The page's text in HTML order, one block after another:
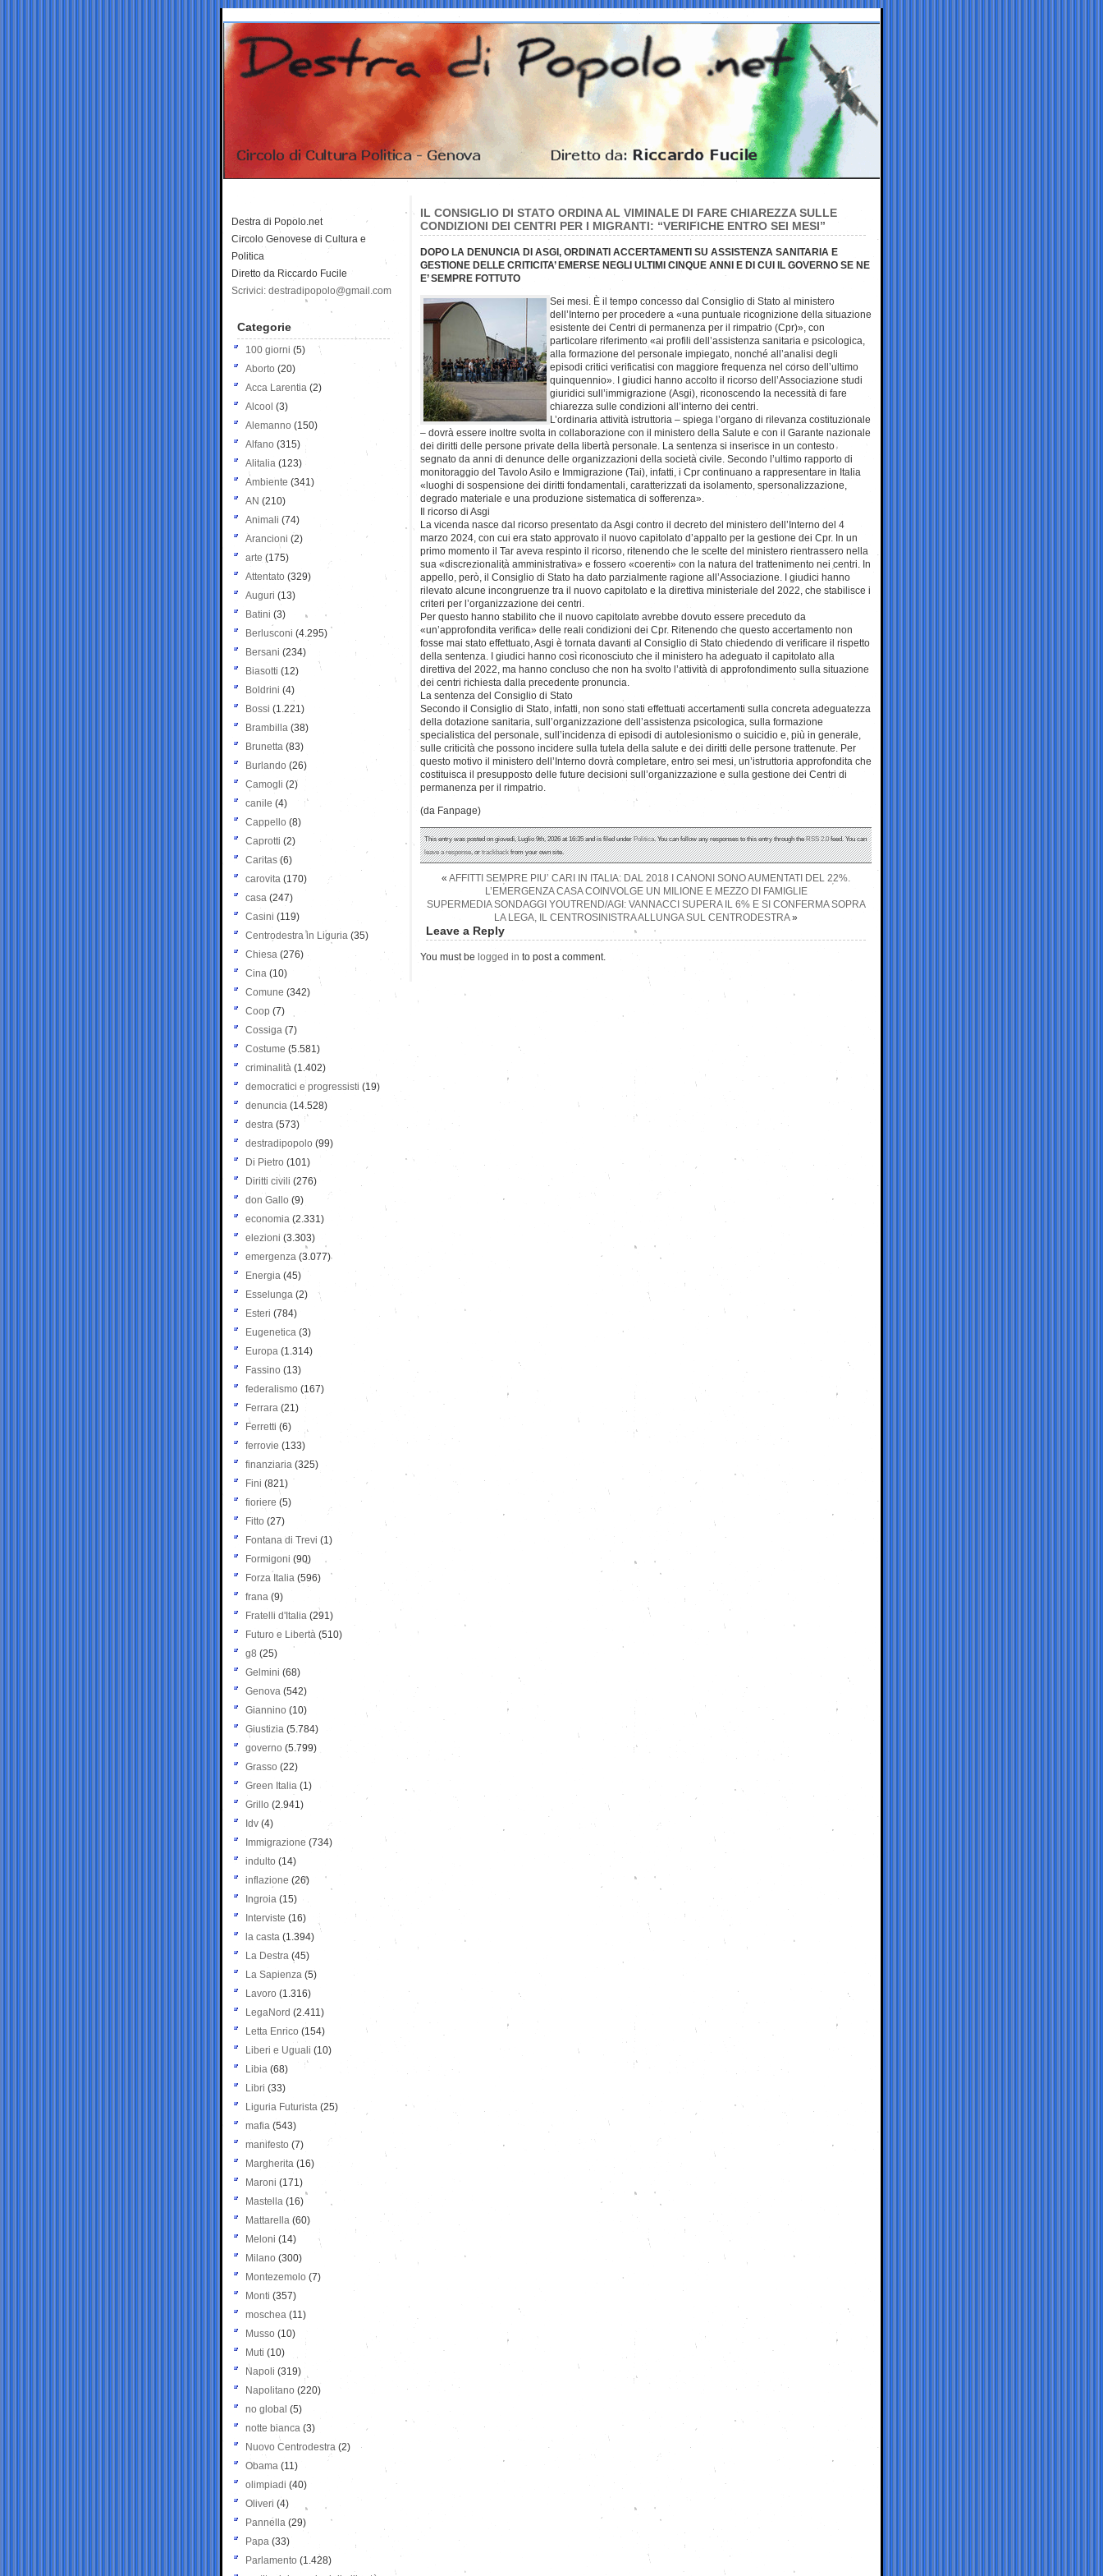
IL CONSIGLIO DI STATO ORDINA AL VIMINALE DI FARE CHIAREZZA SULLE
CONDIZIONI DEI CENTRI PER I MIGRANTI: “VERIFICHE ENTRO SEI MESI”
DOPO LA DENUNCIA DI ASGI, ORDINATI ACCERTAMENTI SU ASSISTENZA SANITARIA E
GESTIONE DELLE CRITICITA’ EMERSE NEGLI ULTIMI CINQUE ANNI E DI CUI IL GOVERNO SE NE
E’ SEMPRE FOTTUTO
Sei mesi. È il tempo concesso dal Consiglio di Stato al ministero
dell’Interno per procedere a «una puntuale ricognizione della situazione
esistente dei Centri di permanenza per il rimpatrio (Cpr)», con
particolare riferimento «ai profili dell’assistenza sanitaria e psicologica,
alla formazione del personale impiegato, nonché all’analisi degli
episodi critici verificatisi con maggiore frequenza nel corso dell’ultimo
quinquennio». I giudici hanno accolto il ricorso dell’Associazione studi
giuridici sull’immigrazione (Asgi), riconoscendo la necessità di fare
chiarezza sulle condizioni all’interno dei centri.
L’ordinaria attività istruttoria – spiega l’organo di rilevanza costituzionale
– dovrà essere inoltre svolta in collaborazione con il ministero della Salute e con il Garante nazionale
dei diritti delle persone private della libertà personale. La sentenza si inserisce in un contesto
segnato da anni di denunce delle organizzazioni della società civile. Secondo l’ultimo rapporto di
monitoraggio del Tavolo Asilo e Immigrazione (Tai), infatti, i Cpr continuano a rappresentare in Italia
«luoghi di sospensione dei diritti fondamentali, caratterizzati da isolamento, spersonalizzazione,
degrado materiale e una produzione sistematica di sofferenza».
Il ricorso di Asgi
La vicenda nasce dal ricorso presentato da Asgi contro il decreto del ministero dell’Interno del 4
marzo 2024, con cui era stato approvato il nuovo capitolato d’appalto per la gestione dei Cpr. In un
primo momento il Tar aveva respinto il ricorso, ritenendo che le scelte del ministero rientrassero nella
sua «discrezionalità amministrativa» e fossero «coerenti» con la natura del trattenimento nei centri. In
appello, però, il Consiglio di Stato ha dato parzialmente ragione all’Associazione. I giudici hanno
rilevato alcune incongruenze tra il nuovo capitolato e la direttiva ministeriale del 2022, che stabilisce i
criteri per l’organizzazione dei centri.
Per questo hanno stabilito che il nuovo capitolato avrebbe dovuto essere preceduto da
«un’approfondita verifica» delle reali condizioni dei Cpr. Ritenendo che questo accertamento non
fosse mai stato effettuato, Asgi è tornata davanti al Consiglio di Stato chiedendo di verificare il rispetto
della sentenza. I giudici hanno così riconosciuto che il ministero ha adeguato il capitolato alla
direttiva del 2022, ma hanno concluso che non ha svolto l’attività di approfondimento sulla situazione
dei centri richiesta dalla precedente pronuncia.
La sentenza del Consiglio di Stato
Secondo il Consiglio di Stato, infatti, non sono stati effettuati accertamenti sulla concreta adeguatezza
della dotazione sanitaria, sull’organizzazione dell’assistenza psicologica, sulla formazione
specialistica del personale, sull’incidenza di episodi di autolesionismo o suicidio e, più in generale,
sulle criticità che possono incidere sulla tutela della salute e dei diritti delle persone trattenute. Per
questo motivo il ministero dell’Interno dovrà completare, entro sei mesi, un’istruttoria approfondita che
costituisca il presupposto delle future decisioni sull’organizzazione e sulla gestione dei Centri di
permanenza per il rimpatrio.
(da Fanpage)
This entry was posted on giovedì, Luglio 9th, 2026 at 16:35 and is filed underPolitica. You can follow any responses to this entry through theRSS 2.0feed. You can
leave a response, ortrackbackfrom your own site.
« AFFITTI SEMPRE PIU’ CARI IN ITALIA: DAL 2018 I CANONI SONO AUMENTATI DEL 22%.
L’EMERGENZA CASA COINVOLGE UN MILIONE E MEZZO DI FAMIGLIE
SUPERMEDIA SONDAGGI YOUTREND/AGI: VANNACCI SUPERA IL 6% E SI CONFERMA SOPRA
LA LEGA, IL CENTROSINISTRA ALLUNGA SUL CENTRODESTRA»
Leave a Reply
You must be logged in to post a comment.
Destra di Popolo.net
Circolo Genovese di Cultura e
Politica
Diretto da Riccardo Fucile
Scrivici: destradipopolo@gmail.com
Categorie
100 giorni (5)
Aborto (20)
Acca Larentia (2)
Alcool (3)
Alemanno (150)
Alfano (315)
Alitalia (123)
Ambiente (341)
AN (210)
Animali (74)
Arancioni (2)
arte (175)
Attentato (329)
Auguri (13)
Batini (3)
Berlusconi (4.295)
Bersani (234)
Biasotti (12)
Boldrini (4)
Bossi (1.221)
Brambilla (38)
Brunetta (83)
Burlando (26)
Camogli (2)
canile (4)
Cappello (8)
Caprotti (2)
Caritas (6)
carovita (170)
casa (247)
Casini (119)
Centrodestra in Liguria (35)
Chiesa (276)
Cina (10)
Comune (342)
Coop (7)
Cossiga (7)
Costume (5.581)
criminalità (1.402)
democratici e progressisti (19)
denuncia (14.528)
destra (573)
destradipopolo (99)
Di Pietro (101)
Diritti civili (276)
don Gallo (9)
economia (2.331)
elezioni (3.303)
emergenza (3.077)
Energia (45)
Esselunga (2)
Esteri (784)
Eugenetica (3)
Europa (1.314)
Fassino (13)
federalismo (167)
Ferrara (21)
Ferretti (6)
ferrovie (133)
finanziaria (325)
Fini (821)
fioriere (5)
Fitto (27)
Fontana di Trevi (1)
Formigoni (90)
Forza Italia (596)
frana (9)
Fratelli d'Italia (291)
Futuro e Libertà (510)
g8 (25)
Gelmini (68)
Genova (542)
Giannino (10)
Giustizia (5.784)
governo (5.799)
Grasso (22)
Green Italia (1)
Grillo (2.941)
Idv (4)
Immigrazione (734)
indulto (14)
inflazione (26)
Ingroia (15)
Interviste (16)
la casta (1.394)
La Destra (45)
La Sapienza (5)
Lavoro (1.316)
LegaNord (2.411)
Letta Enrico (154)
Liberi e Uguali (10)
Libia (68)
Libri (33)
Liguria Futurista (25)
mafia (543)
manifesto (7)
Margherita (16)
Maroni (171)
Mastella (16)
Mattarella (60)
Meloni (14)
Milano (300)
Montezemolo (7)
Monti (357)
moschea (11)
Musso (10)
Muti (10)
Napoli (319)
Napolitano (220)
no global (5)
notte bianca (3)
Nuovo Centrodestra (2)
Obama (11)
olimpiadi (40)
Oliveri (4)
Pannella (29)
Papa (33)
Parlamento (1.428)